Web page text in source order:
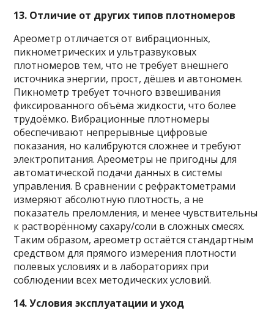
13. Отличие от других типов плотномеров
Ареометр отличается от вибрационных,
пикнометрических и ультразвуковых
плотномеров тем, что не требует внешнего
источника энергии, прост, дёшев и автономен.
Пикнометр требует точного взвешивания
фиксированного объёма жидкости, что более
трудоёмко. Вибрационные плотномеры
обеспечивают непрерывные цифровые
показания, но калибруются сложнее и требуют
электропитания. Ареометры не пригодны для
автоматической подачи данных в системы
управления. В сравнении с рефрактометрами
измеряют абсолютную плотность, а не
показатель преломления, и менее чувствительны
к растворённому сахару/соли в сложных смесях.
Таким образом, ареометр остаётся стандартным
средством для прямого измерения плотности
полевых условиях и в лабораториях при
соблюдении всех методических условий.
14. Условия эксплуатации и уход